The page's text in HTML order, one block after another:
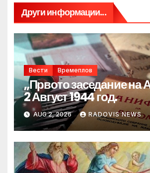
Други информации...
Вести Времеплов
„Првото заседание
2 Август 1944 год.
AUG 2, 2026 RADOVIS NEWS